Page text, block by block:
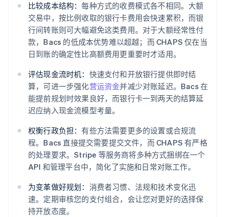
比较成本结构：每种方式的收费模式各不相同。大额
交易中，按比例收取的银行卡费用会快速累积，而银
行间转账则可大幅避免这类费用。对于大额经常性付
款，Bacs 的低成本优势难以超越；而 CHAPS 仅在当
日到账的确定性比高额费用更重要时才适用。
评估现金流时机： 快速支付和开放银行提供即时结
算，可进一步强化营运资金并减少对账延迟。Bacs 在
能提前规划时效果良好，而银行卡一到两天的结算延
迟应纳入现金流模型考量。
权衡行政负担：有些方法需要更多的设置或合规流
程。Bacs 直接提交需要提交文件，而 CHAPS 有严格
的处理要求。Stripe 等服务商将多种方式捆绑在一个
API 和管理平台中，简化了实施和日常对账工作。
为变革做好规划： 消费者习惯、法规和技术变化迅
速。定期审核您的支付组合，会让您对更好的选择保
持开放态度。